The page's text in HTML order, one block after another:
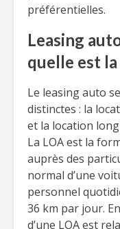
préférentielles.
Leasing
quelle est
Le leasing auto
distinctes : la
et la location
La LOA est la
auprès des
normal d’une
personnel
36 km par jour.
d’une LOA est